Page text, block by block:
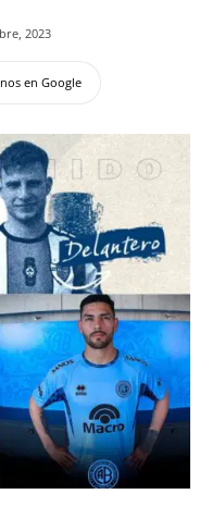
2023
en Google